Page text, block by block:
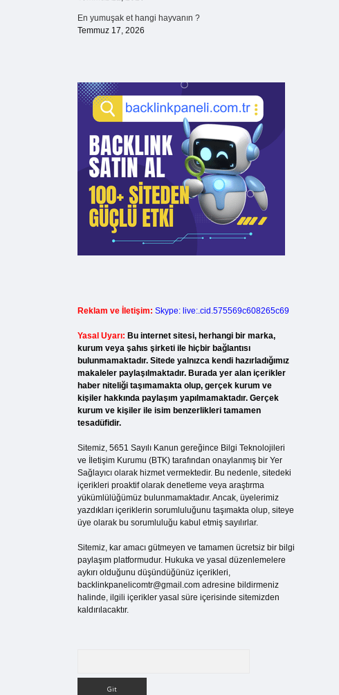
En yumuşak et hangi hayvanın ?
Temmuz 17, 2026
Reklam ve İletişim: Skype: live:.cid.575569c608265c69
Yasal Uyarı: Bu internet sitesi, herhangi bir marka,
kurum veya şahıs şirketi ile hiçbir bağlantısı
bulunmamaktadır. Sitede yalnızca kendi hazırladığımız
makaleler paylaşılmaktadır. Burada yer alan içerikler
haber niteliği taşımamakta olup, gerçek kurum ve
kişiler hakkında paylaşım yapılmamaktadır. Gerçek
kurum ve kişiler ile isim benzerlikleri tamamen
tesadüfidir.
Sitemiz, 5651 Sayılı Kanun gereğince Bilgi Teknolojileri
ve İletişim Kurumu (BTK) tarafından onaylanmış bir Yer
Sağlayıcı olarak hizmet vermektedir. Bu nedenle, sitedeki
içerikleri proaktif olarak denetleme veya araştırma
yükümlülüğümüz bulunmamaktadır. Ancak, üyelerimiz
yazdıkları içeriklerin sorumluluğunu taşımakta olup, siteye
üye olarak bu sorumluluğu kabul etmiş sayılırlar.
Sitemiz, kar amacı gütmeyen ve tamamen ücretsiz bir bilgi
paylaşım platformudur. Hukuka ve yasal düzenlemelere
aykırı olduğunu düşündüğünüz içerikleri,
backlinkpanelicomtr@gmail.comadresine bildirmeniz
halinde, ilgili içerikler yasal süre içerisinde sitemizden
kaldırılacaktır.